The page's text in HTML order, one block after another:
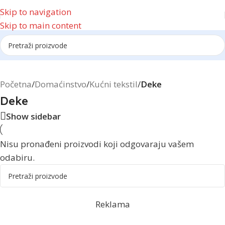
Skip to navigation
Skip to main content
Reklama
Početna/Domaćinstvo/Kućni tekstil/Deke
Deke
Show sidebar
Nisu pronađeni proizvodi koji odgovaraju vašem
odabiru.
Reklama